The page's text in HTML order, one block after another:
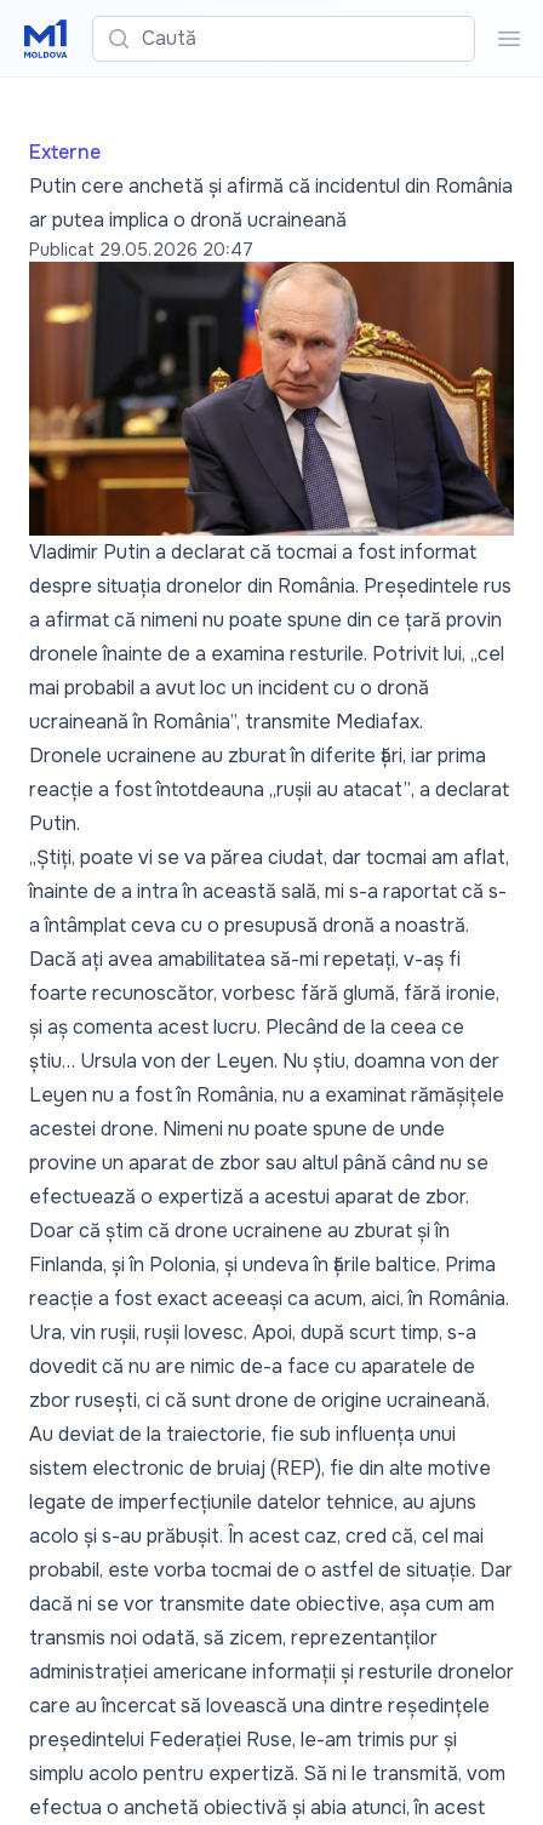
Caută
Externe
Putin cere anchetă și afirmă că incidentul din România
ar putea implica o dronă ucraineană
Publicat 29.05.2026 20:47
Vladimir Putin a declarat că tocmai a fost informat
despre situația dronelor din România. Președintele rus
a afirmat că nimeni nu poate spune din ce țară provin
dronele înainte de a examina resturile. Potrivit lui, „cel
mai probabil a avut loc un incident cu o dronă
ucraineană în România”, transmite Mediafax.
Dronele ucrainene au zburat în diferite țări, iar prima
reacție a fost întotdeauna „rușii au atacat”, a declarat
Putin.
„Știți, poate vi se va părea ciudat, dar tocmai am aflat,
înainte de a intra în această sală, mi s-a raportat că s-
a întâmplat ceva cu o presupusă dronă a noastră.
Dacă ați avea amabilitatea să-mi repetați, v-aș fi
foarte recunoscător, vorbesc fără glumă, fără ironie,
și aș comenta acest lucru. Plecând de la ceea ce
știu… Ursula von der Leyen. Nu știu, doamna von der
Leyen nu a fost în România, nu a examinat rămășițele
acestei drone. Nimeni nu poate spune de unde
provine un aparat de zbor sau altul până când nu se
efectuează o expertiză a acestui aparat de zbor.
Doar că știm că drone ucrainene au zburat și în
Finlanda, și în Polonia, și undeva în țările baltice. Prima
reacție a fost exact aceeași ca acum, aici, în România.
Ura, vin rușii, rușii lovesc. Apoi, după scurt timp, s-a
dovedit că nu are nimic de-a face cu aparatele de
zbor rusești, ci că sunt drone de origine ucraineană.
Au deviat de la traiectorie, fie sub influența unui
sistem electronic de bruiaj (REP), fie din alte motive
legate de imperfecțiunile datelor tehnice, au ajuns
acolo și s-au prăbușit. În acest caz, cred că, cel mai
probabil, este vorba tocmai de o astfel de situație. Dar
dacă ni se vor transmite date obiective, așa cum am
transmis noi odată, să zicem, reprezentanților
administrației americane informații și resturile dronelor
care au încercat să lovească una dintre reședințele
președintelui Federației Ruse, le-am trimis pur și
simplu acolo pentru expertiză. Să ni le transmită, vom
efectua o anchetă obiectivă și abia atunci, în acest